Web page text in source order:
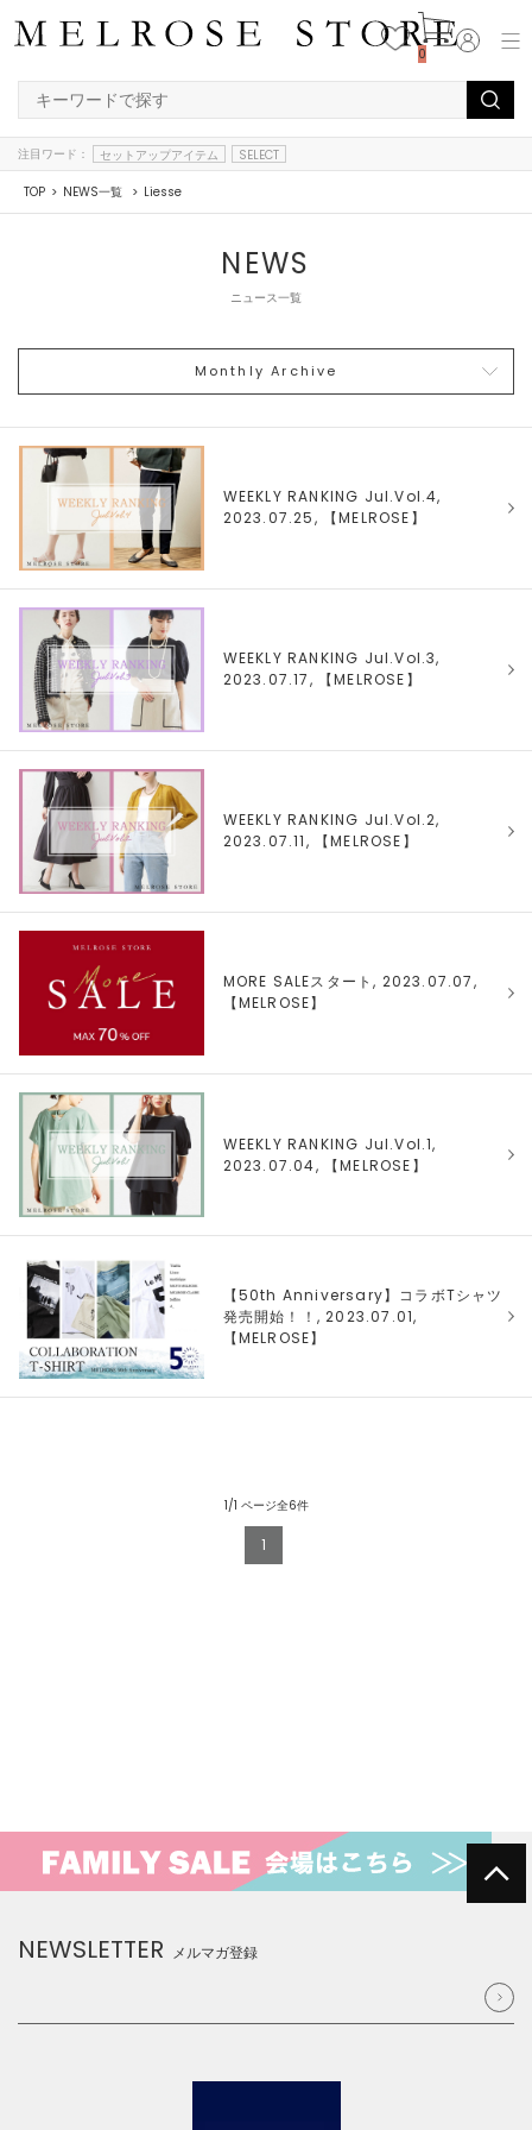
0
注目ワード： セットアップアイテム SELECT
TOP NEWS一覧 Liesse
NEWS
ニュース一覧
Monthly Archive
WEEKLY RANKING Jul.Vol.4,
2023.07.25, 【MELROSE】
WEEKLY RANKING Jul.Vol.3,
2023.07.17, 【MELROSE】
WEEKLY RANKING Jul.Vol.2,
2023.07.11, 【MELROSE】
MORE SALEスタート, 2023.07.07,
【MELROSE】
WEEKLY RANKING Jul.Vol.1,
2023.07.04, 【MELROSE】
【50th Anniversary】コラボTシャツ
発売開始！！, 2023.07.01,
【MELROSE】
1/1 ページ全6件
1
NEWSLETTER メルマガ登録